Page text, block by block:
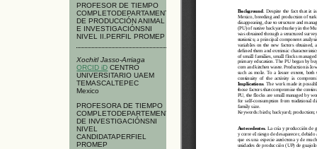
PROFESOR DE TIEMPO
COMPLETODEPARTAMENTO
DE PRODUCCIÓN ANIMAL
E INVESTIGACIÓNSNI
NIVEL II.PERFIL PROMEP
Xochitl Jasso-Arriaga
ORCID iD CENTRO
UNIVERSITARIO UAEM
TEMASCALTEPEC
Mexico
PROFESORA DE TIEMPO
COMPLETODEPARTEMENTO
DE INVESTIGACIÓNSNI
NIVEL
CANDIDATAPERFIEL
PROMEP